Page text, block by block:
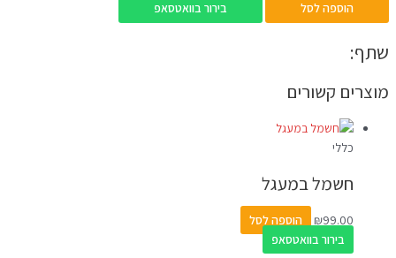
הוספה לסל
בירור בוואטסאפ
שתף:
מוצרים קשורים
כללי
חשמל במעגל
₪99.00
הוספה לסל
בירור בוואטסאפ